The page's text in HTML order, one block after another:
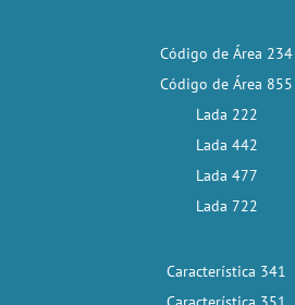
Código de Área 234
Código de Área 855
Lada 222
Lada 442
Lada 477
Lada 722
Característica 341